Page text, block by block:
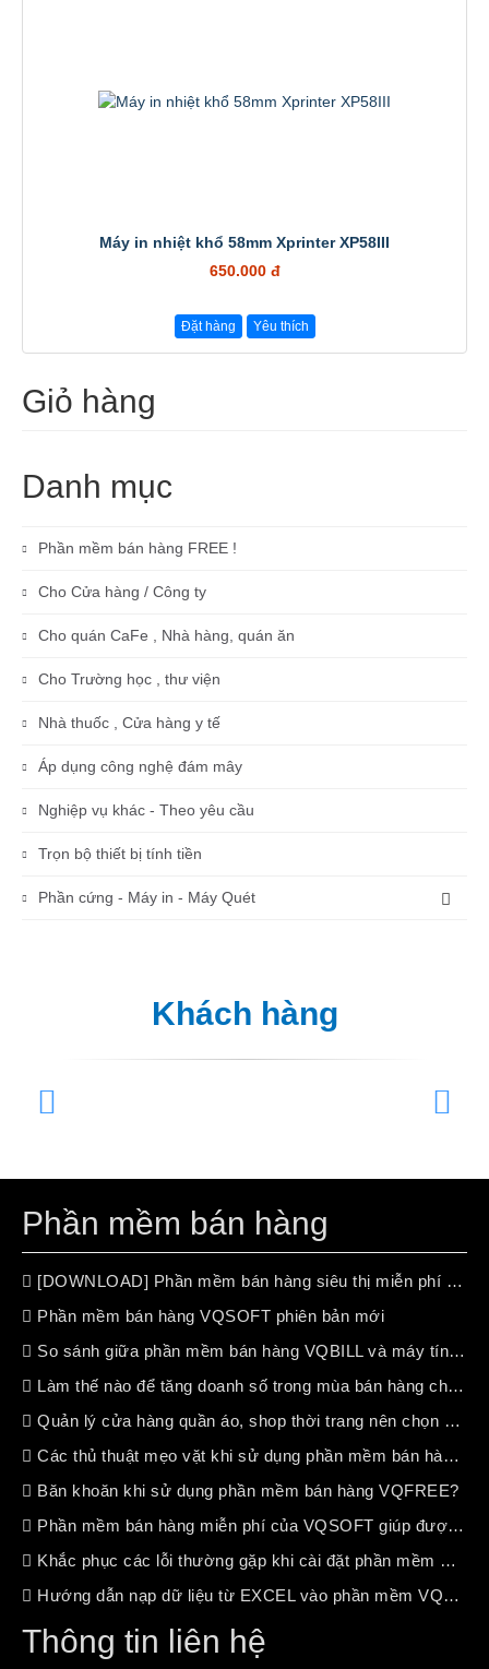
Máy in nhiệt khổ 58mm Xprinter XP58III
650.000 đ
Đặt hàng Yêu thích
Giỏ hàng
Danh mục
Phần mềm bán hàng FREE !
Cho Cửa hàng / Công ty
Cho quán CaFe , Nhà hàng, quán ăn
Cho Trường học , thư viện
Nhà thuốc , Cửa hàng y tế
Áp dụng công nghệ đám mây
Nghiệp vụ khác - Theo yêu cầu
Trọn bộ thiết bị tính tiền
Phần cứng - Máy in - Máy Quét
Khách hàng
Phần mềm bán hàng
[DOWNLOAD] Phần mềm bán hàng siêu thị miễn phí (free 100%)
Phần mềm bán hàng VQSOFT phiên bản mới
So sánh giữa phần mềm bán hàng VQBILL và máy tính tiền chuyên dụng
Làm thế nào để tăng doanh số trong mùa bán hàng chậm ?
Quản lý cửa hàng quần áo, shop thời trang nên chọn phần mềm bán hàng nào?
Các thủ thuật mẹo vặt khi sử dụng phần mềm bán hàng VQSOFT
Băn khoăn khi sử dụng phần mềm bán hàng VQFREE?
Phần mềm bán hàng miễn phí của VQSOFT giúp được gì cho bạn ?
Khắc phục các lỗi thường gặp khi cài đặt phần mềm VQSOFT
Hướng dẫn nạp dữ liệu từ EXCEL vào phần mềm VQSOFT
Thông tin liên hệ